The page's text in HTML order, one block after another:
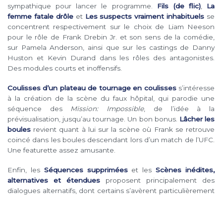
sympathique pour lancer le programme. Fils (de flic), La
femme fatale drôleet Les suspects vraiment inhabituels se
concentrent respectivement sur le choix de Liam Neeson
pour le rôle de Frank Drebin Jr. et son sens de la comédie,
sur Pamela Anderson, ainsi que sur les castings de Danny
Huston et Kevin Durand dans les rôles des antagonistes.
Des modules courts et inoffensifs.
Coulisses d’un plateau de tournage en coulissess’intéresse
à la création de la scène du faux hôpital, qui parodie une
séquence des Mission: Impossible, de l’idée à la
prévisualisation, jusqu’au tournage. Un bon bonus. Lâcher les
boules revient quant à lui sur la scène où Frank se retrouve
coincé dans les boules descendant lors d’un match de l’UFC.
Une featurette assez amusante.
Enfin, les Séquences suppriméeset lesScènes inédites,
alternatives et étendues proposent principalement des
dialogues alternatifs, dont certains s’avèrent particulièrement